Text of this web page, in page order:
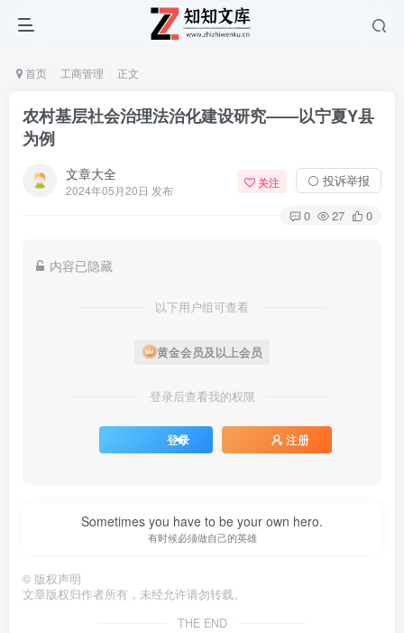
首页 工商管理 正文
农村基层社会治理法治化建设研究——以宁夏Y县
为例
文章大全
2024年05月20日 发布
关注 ⚪ 投诉举报
0 27 0
内容已隐藏
以下用户组可查看
黄金会员及以上会员
登录后查看我的权限
登录 注册
Sometimes you have to be your own hero.
有时候必须做自己的英雄
© 版权声明
文章版权归作者所有，未经允许请勿转载。
THE END